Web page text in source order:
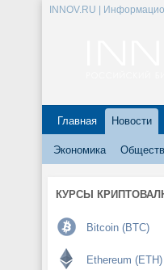
INNOV.RU |
Главная Новости
Экономика
КУРСЫ
Bitcoin (BTC)
Ethereum (ETH)